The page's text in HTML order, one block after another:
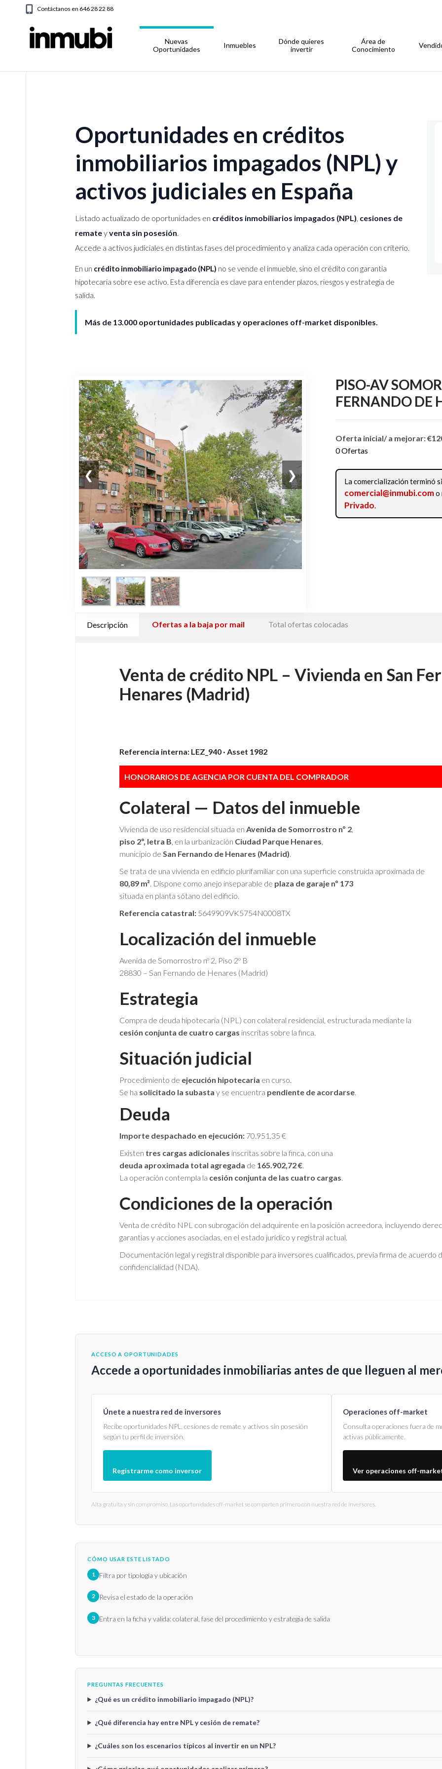
Contáctanos en 646 28 22 88
Nuevas
Oportunidades
Inmuebles
Dónde quieres
invertir
Área de
Conocimiento
Oportunidades en créditos
inmobiliarios impagados (NPL) y
activos judiciales en España
Listado actualizado de oportunidades en créditos inmobiliarios impagados (NPL), cesiones de
remateyventa sin posesión.
Accede a activos judiciales en distintas fases del procedimiento y analiza cada operación con criterio.
En un crédito inmobiliario impagado (NPL) no se vende el inmueble, sino el crédito con garantía
hipotecaria sobre ese activo. Esta diferencia es clave para entender plazos, riesgos y estrategia de
salida.
Más de 13.000 oportunidades publicadas y operaciones off-market disponibles.
❮ ❯
PISO-AV
FERNANDO DE
Oferta inicial/ a mejorar:
0 Ofertas
La comercialización terminó
comercial@inmubi.como
Privado.
Descripción Ofertas a la baja por mail Total ofertas colocadas
Venta de crédito NPL – Vivienda en San
Henares (Madrid)
Referencia interna: LEZ_940 · Asset 1982
HONORARIOS DE AGENCIA POR CUENTA DEL COMPRADOR
Colateral — Datos del inmueble
Vivienda de uso residencial situada en Avenida de Somorrostro nº 2,
piso 2º, letra B, en la urbanización Ciudad Parque Henares,
municipio de San Fernando de Henares (Madrid).
Se trata de una vivienda en edificio plurifamiliar con una superficie construida aproximada de
80,89 m². Dispone como anejo inseparable de plaza de garaje nº 173
situada en planta sótano del edificio.
Referencia catastral: 5649909VK5754N0008TX
Localización del inmueble
Avenida de Somorrostro nº 2, Piso 2º B
28830 – San Fernando de Henares (Madrid)
Estrategia
Compra de deuda hipotecaria (NPL) con colateral residencial, estructurada mediante la
cesión conjunta de cuatro cargas inscritas sobre la finca.
Situación judicial
Procedimiento de ejecución hipotecaria en curso.
Se ha solicitado la subasta y se encuentra pendiente de acordarse.
Deuda
Importe despachado en ejecución: 70.951,35 €
Existen tres cargas adicionales inscritas sobre la finca, con una
deuda aproximada total agregada de 165.902,72 €.
La operación contempla la cesión conjunta de las cuatro cargas.
Condiciones de la operación
Venta de crédito NPL con subrogación del adquirente en la posición acreedora, incluyendo
garantías y acciones asociadas, en el estado jurídico y registral actual.
Documentación legal y registral disponible para inversores cualificados, previa firma de acuerdo
confidencialidad (NDA).
ACCESO A OPORTUNIDADES
Accede a oportunidades inmobiliarias antes de que lleguen al
Únete a nuestra red de inversores
Recibe oportunidades NPL, cesiones de remate y activos sin posesión
según tu perfil de inversión.
Registrarme como inversor
Operaciones off-market
Consulta operaciones fuera de
activas públicamente.
Ver operaciones off-
Alta gratuita y sin compromiso. Las oportunidades off-market se comparten primero con nuestra red de inversores.
CÓMO USAR ESTE LISTADO
1 Filtra por tipología y ubicación
2 Revisa el estado de la operación
3 Entra en la ficha y valida: colateral, fase del procedimiento y estrategia de salida
PREGUNTAS FRECUENTES
¿Qué es un crédito inmobiliario impagado (NPL)?
¿Qué diferencia hay entre NPL y cesión de remate?
¿Cuáles son los escenarios típicos al invertir en un NPL?